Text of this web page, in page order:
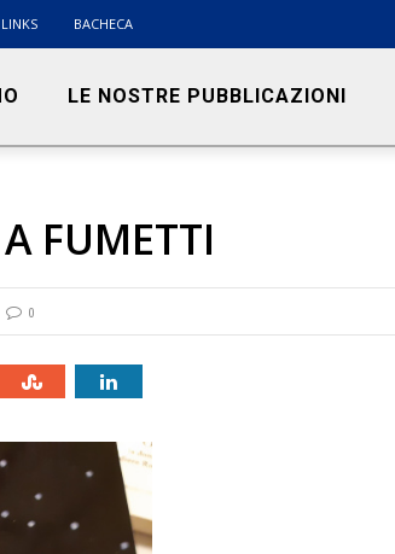
LINKS BACHECA
LE NOSTRE PUBBLICAZIONI
FUMETTI
0